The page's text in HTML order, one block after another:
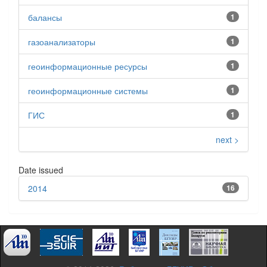
1
балансы
1
газоанализаторы
1
геоинформационные ресурсы
1
геоинформационные системы
1
ГИС
next >
Date issued
16
2014